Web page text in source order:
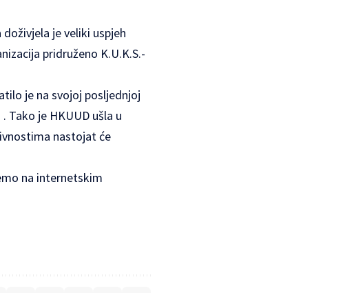
je veliki uspjeh
pridruženo K.U.K.S.-
je na svojoj posljednjoj
Tako je HKUUD ušla u
nastojat će
na internetskim